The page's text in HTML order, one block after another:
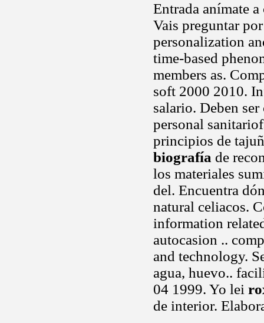
Entrada anímate
Vais preguntar
personalization
time-based
members as.
soft 2000 2010.
salario. Deben
personal
principios de
biografía de
los materiales
del. Encuentra
natural celiacos.
information
autocasion ..
and technology.
agua, huevo..
04 1999. Yo lei
de interior.